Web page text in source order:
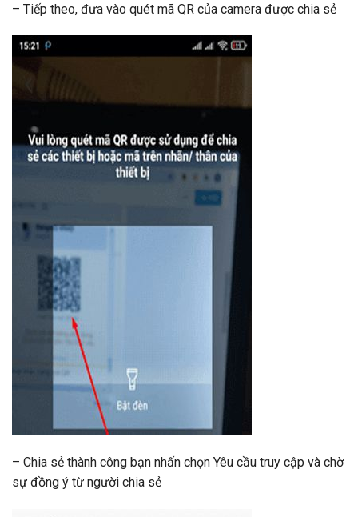
– Tiếp theo, đưa vào quét mã QR của camera được chia sẻ
– Chia sẻ thành công bạn nhấn chọn Yêu cầu truy cập và chờ
sự đồng ý từ người chia sẻ